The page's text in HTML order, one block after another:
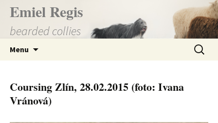
Přejít
obsahu
Emiel Regis
bearded collies
Menu
Coursing Zlín, 28.02.2015 (foto: Ivana
Vránová)